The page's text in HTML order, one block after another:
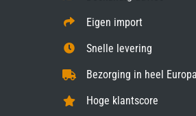
Eigen import
Snelle levering
Bezorging in heel
Hoge klantscore